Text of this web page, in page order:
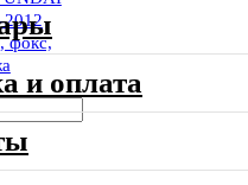
2012
фокс,
и оплата